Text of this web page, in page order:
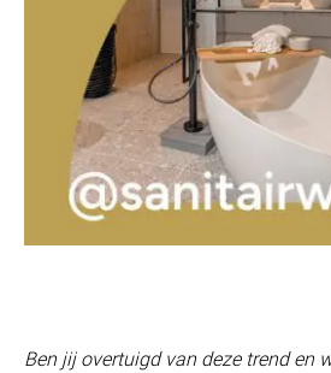
Ben jij overtuigd van deze trend en